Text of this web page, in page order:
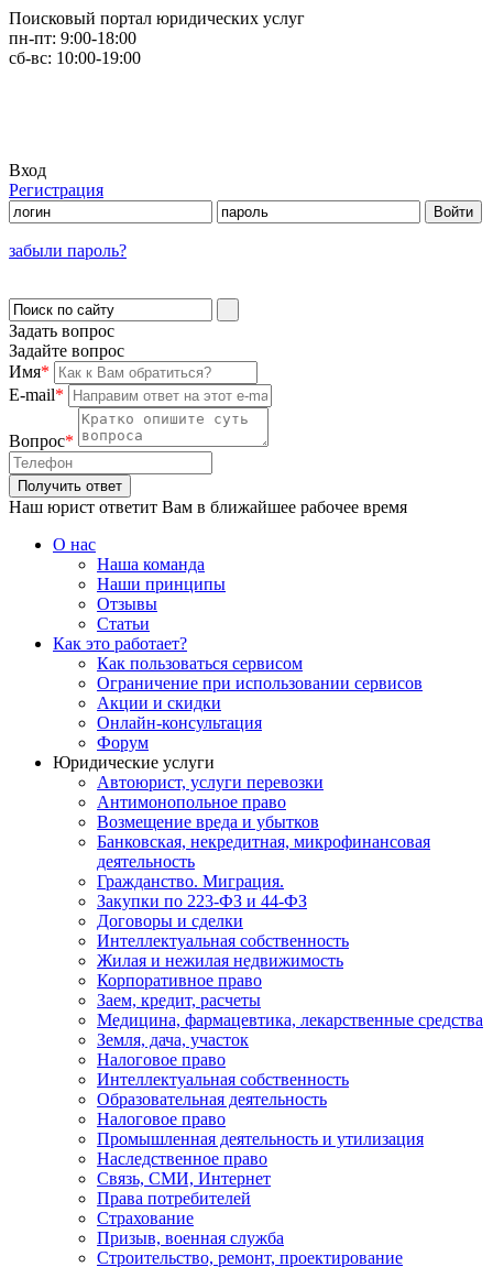
Поисковый портал юридических услуг
пн-пт: 9:00-18:00
сб-вс: 10:00-19:00
Вход
Регистрация
забыли пароль?
Задать вопрос
Задайте вопрос
Имя*
E-mail*
Вопрос*
Наш юрист ответит Вам в ближайшее рабочее время
О нас
Наша команда
Наши принципы
Отзывы
Статьи
Как это работает?
Как пользоваться сервисом
Ограничение при использовании сервисов
Акции и скидки
Онлайн-консультация
Форум
Юридические услуги
Автоюрист, услуги перевозки
Антимонопольное право
Возмещение вреда и убытков
Банковская, некредитная, микрофинансовая
деятельность
Гражданство. Миграция.
Закупки по 223-ФЗ и 44-ФЗ
Договоры и сделки
Интеллектуальная собственность
Жилая и нежилая недвижимость
Корпоративное право
Заем, кредит, расчеты
Медицина, фармацевтика, лекарственные средства
Земля, дача, участок
Налоговое право
Интеллектуальная собственность
Образовательная деятельность
Налоговое право
Промышленная деятельность и утилизация
Наследственное право
Связь, СМИ, Интернет
Права потребителей
Страхование
Призыв, военная служба
Строительство, ремонт, проектирование